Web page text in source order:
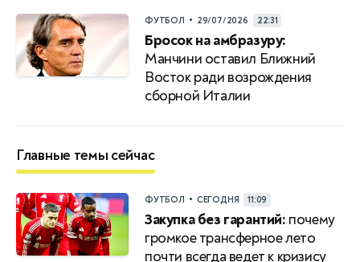
ФУТБОЛ • 29/07/2026 22:31
Бросок на амбразуру:
Манчини оставил Ближний
Восток ради возрождения
сборной Италии
Главные темы сейчас
ФУТБОЛ • СЕГОДНЯ 11:09
Закупка без гарантий: почему
громкое трансферное лето
почти всегда ведет к кризису